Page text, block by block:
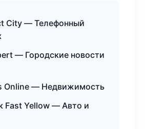
City — Телефонный
— Городские новости
Online — Недвижимость
Fast Yellow — Авто и